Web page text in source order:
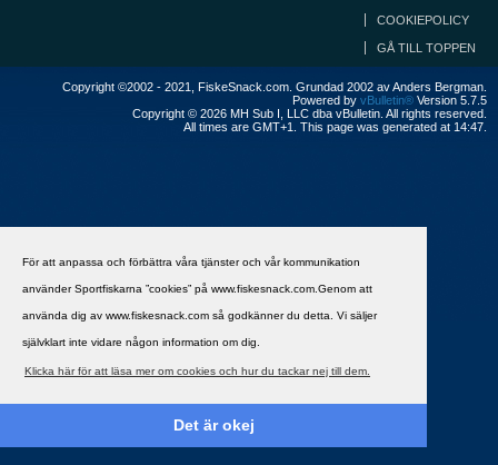
För att anpassa och förbättra våra tjänster och vår kommunikation
använder Sportfiskarna ”cookies” på www.fiskesnack.com.Genom att
använda dig av www.fiskesnack.com så godkänner du detta. Vi säljer
självklart inte vidare någon information om dig.
Klicka här för att läsa mer om cookies och hur du tackar nej till dem.
Det är okej
COOKIEPOLICY
GÅ TILL TOPPEN
Copyright ©2002 - 2021, FiskeSnack.com. Grundad 2002 av Anders Bergman.
Powered by vBulletin® Version 5.7.5
Copyright © 2026 MH Sub I, LLC dba vBulletin. All rights reserved.
All times are GMT+1. This page was generated at 14:47.